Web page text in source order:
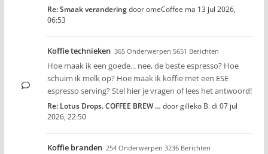
Re: Smaak veranderingdooromeCoffee ma 13 jul 2026,
06:53
Koffie technieken 365 Onderwerpen 5651 Berichten
Hoe maak ik een goede... nee, de beste espresso? Hoe
schuim ik melk op? Hoe maak ik koffie met een ESE
espresso serving? Stel hier je vragen of lees het antwoord!
Re: Lotus Drops. COFFEE BREW … doorgilleko B.di 07 jul
2026, 22:50
Koffie branden 254 Onderwerpen 3236 Berichten